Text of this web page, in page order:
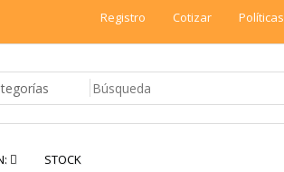
Registro Cotizar Políticas
STOCK